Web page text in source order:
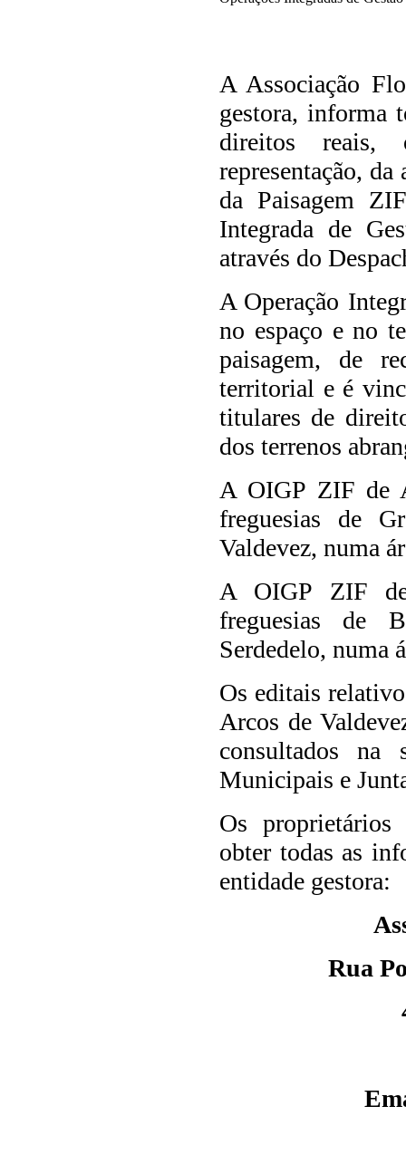
A Associação
gestora, informa
direitos reais,
representação, da
da Paisagem
Integrada de
através do
A Operação
no espaço e no
paisagem, de
territorial e é
titulares de
dos terrenos
A OIGP ZIF de
freguesias de
Valdevez, numa
A OIGP ZIF
freguesias de
Serdedelo, numa
Os editais
Arcos de
consultados na
Municipais e
Os proprietários
obter todas as
entidade gestora:
Rua